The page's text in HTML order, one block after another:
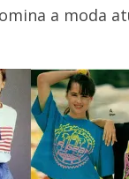
a moda